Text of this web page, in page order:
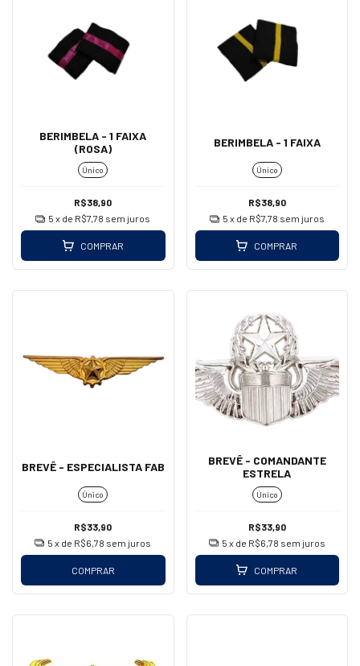
BERIMBELA - 1 FAIXA
(ROSA)
Único
R$38,90
5 x de R$7,78 sem juros
COMPRAR
BERIMBELA - 1 FAIXA
Único
R$38,90
5 x de R$7,78 sem juros
COMPRAR
BREVÊ - ESPECIALISTA FAB
Único
R$33,90
5 x de R$6,78 sem juros
COMPRAR
BREVÊ - COMANDANTE
ESTRELA
Único
R$33,90
5 x de R$6,78 sem juros
COMPRAR